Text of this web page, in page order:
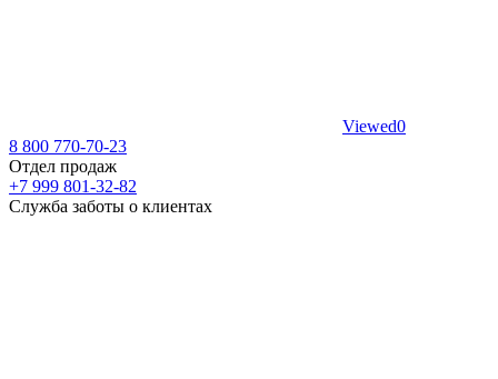
Viewed0
8 800 770-70-23
Отдел продаж
+7 999 801-32-82
Служба заботы о клиентах